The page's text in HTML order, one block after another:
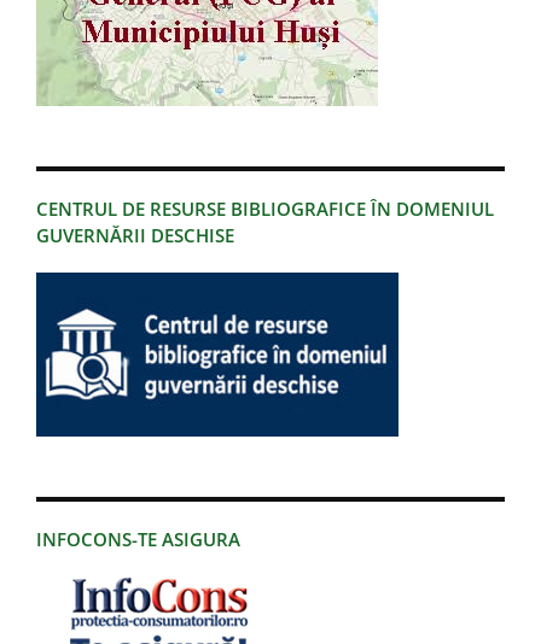
CENTRUL DE RESURSE BIBLIOGRAFICE ÎN DOMENIUL
GUVERNĂRII DESCHISE
INFOCONS-TE ASIGURA